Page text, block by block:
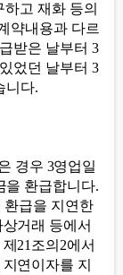
고 재화 등의
약내용과 다르
받은 날부터 3
었던 날부터 3
니다.
경우 3영업일
을 환급합니다.
환급을 지연한
상거래 등에서
제 21 조의 2에서
연이자를 지